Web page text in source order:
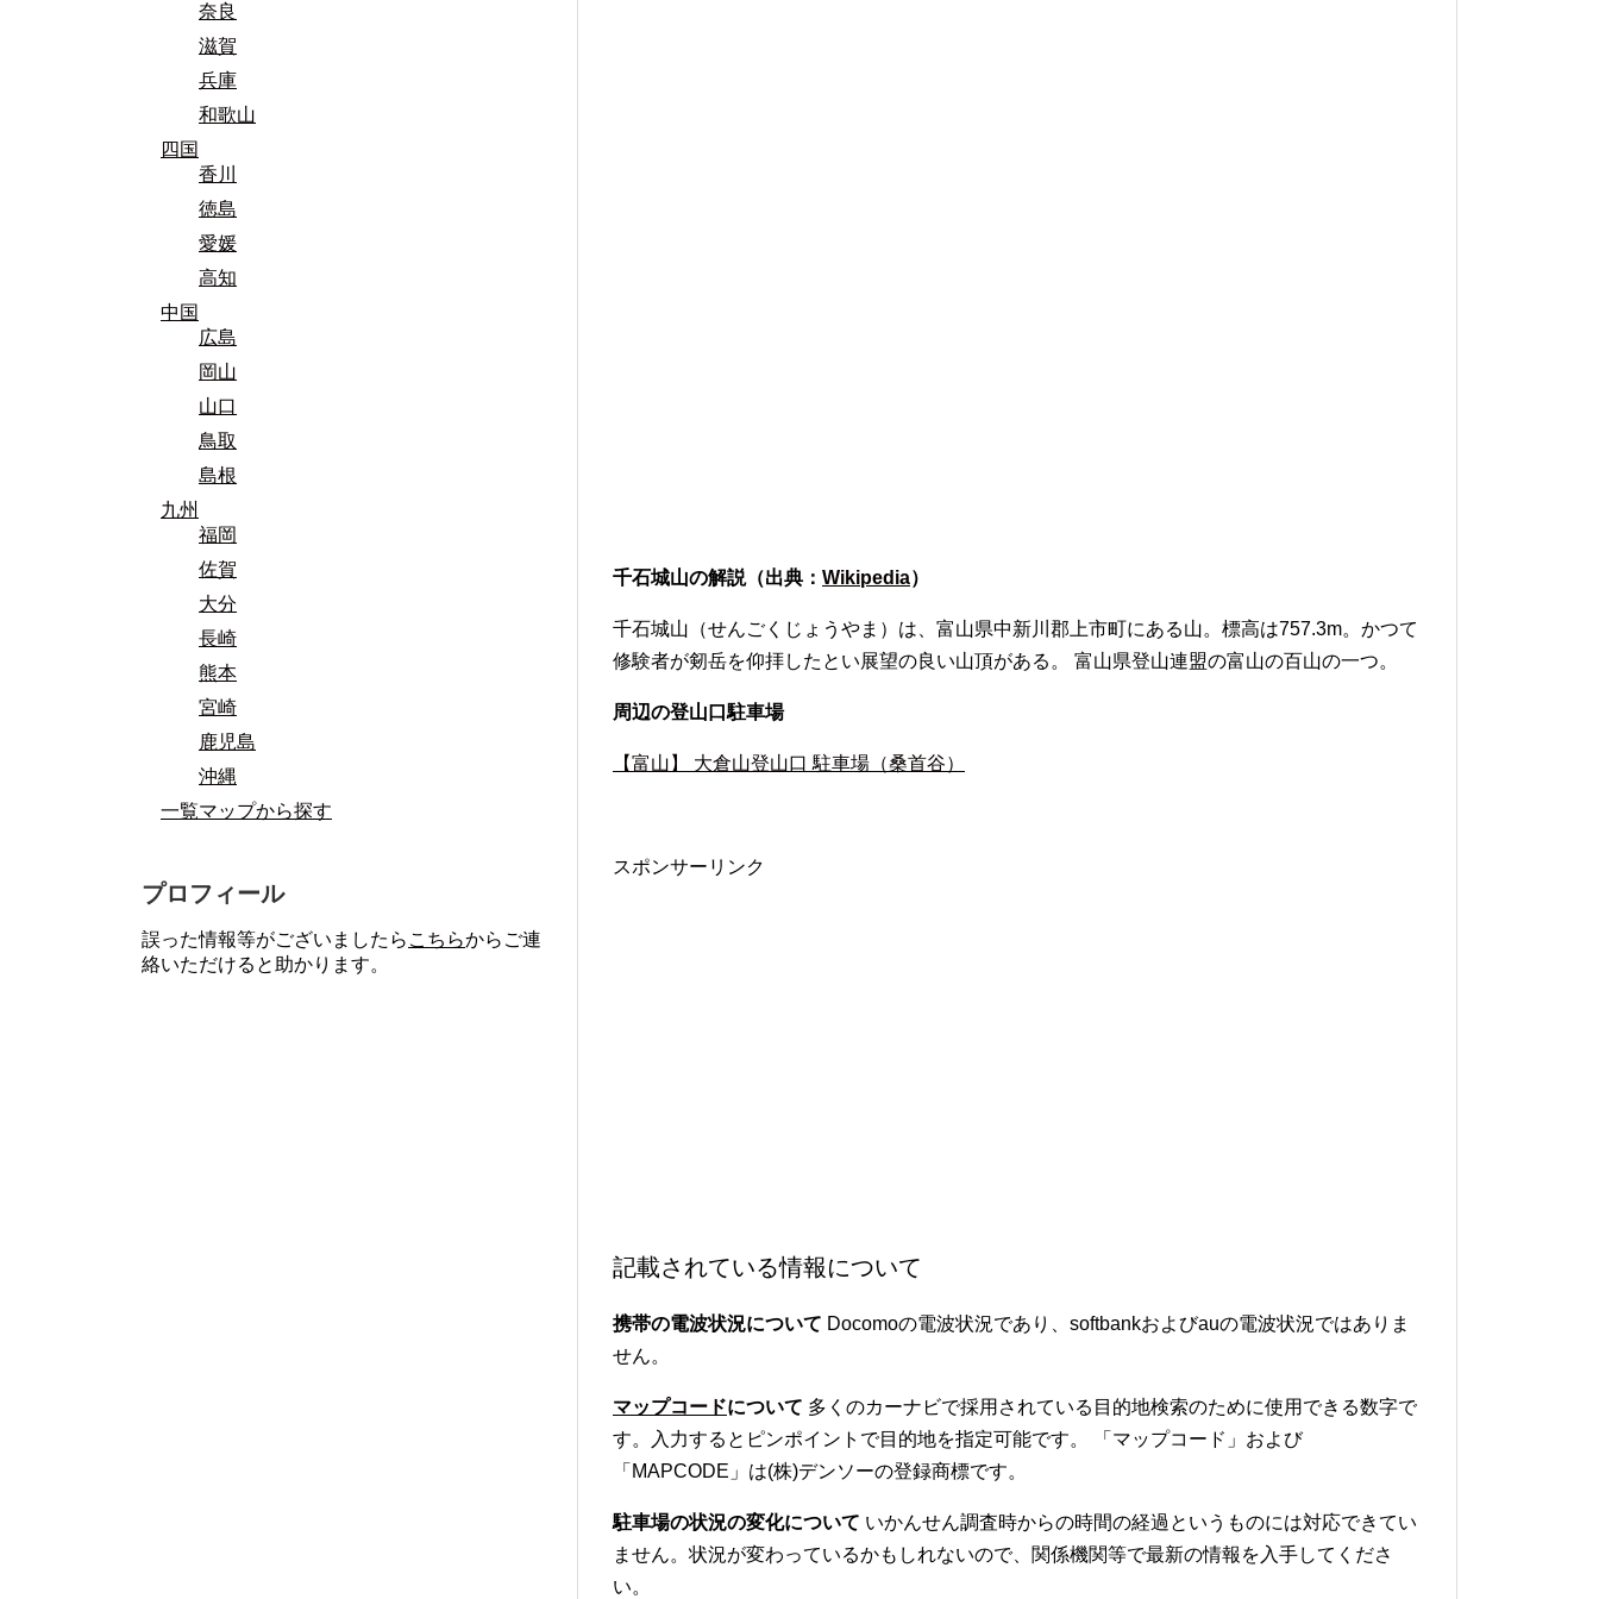
千石城山の解説（出典： Wikipedia）
千石城山（せんごくじょうやま）は、富山県中新川郡上市町にある山。標高は757.3m。かつて
修験者が剱岳を仰拝したとい展望の良い山頂がある。 富山県登山連盟の富山の百山の一つ。
周辺の登山口駐車場
【富山】 大倉山登山口 駐車場（桑首谷）
スポンサーリンク
記載されている情報について
携帯の電波状況について Docomoの電波状況であり、softbankおよびauの電波状況ではありま
せん。
マップコードについて 多くのカーナビで採用されている目的地検索のために使用できる数字で
す。入力するとピンポイントで目的地を指定可能です。 「マップコード」および
「MAPCODE」は(株)デンソーの登録商標です。
駐車場の状況の変化について いかんせん調査時からの時間の経過というものには対応できてい
ません。状況が変わっているかもしれないので、関係機関等で最新の情報を入手してくださ
い。
奈良
滋賀
兵庫
和歌山
四国
香川
徳島
愛媛
高知
中国
広島
岡山
山口
鳥取
島根
九州
福岡
佐賀
大分
長崎
熊本
宮崎
鹿児島
沖縄
一覧マップから探す
プロフィール
誤った情報等がございましたら こちらからご連
絡いただけると助かります。